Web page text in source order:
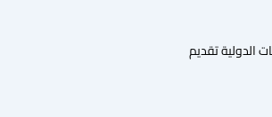
الدولية تقديم